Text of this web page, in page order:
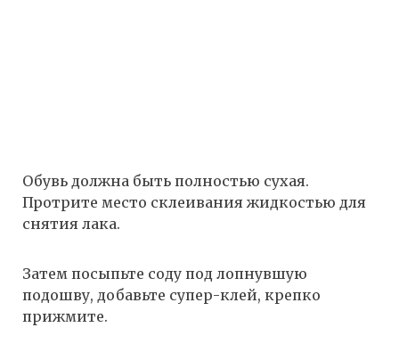
Обувь должна быть полностью сухая.
Протрите место склеивания жидкостью для
снятия лака.
Затем посыпьте соду под лопнувшую
подошву, добавьте супер-клей, крепко
прижмите.